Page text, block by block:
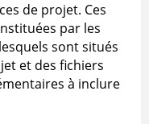
de projet. Ces
par les
sont situés
et des fichiers
à inclure